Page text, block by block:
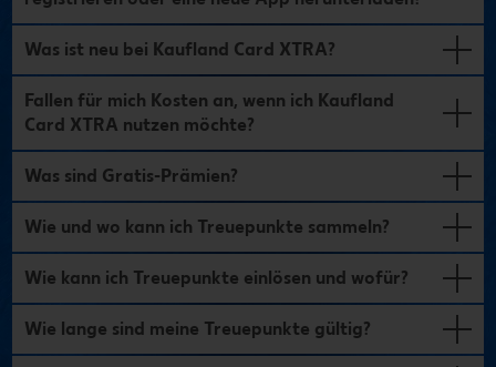
Was ist neu bei Kaufland Card XTRA?
Fallen für mich Kosten an, wenn ich Kaufland
Card XTRA nutzen möchte?
Was sind Gratis-Prämien? ​
Wie und wo kann ich Treuepunkte sammeln?
Wie kann ich Treuepunkte einlösen und wofür?
Wie lange sind meine Treuepunkte gültig?